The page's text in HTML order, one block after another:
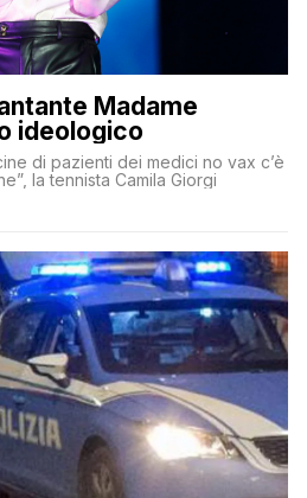
Madame
ideologico
di pazienti dei medici no vax c’è
la tennista Camila Giorgi